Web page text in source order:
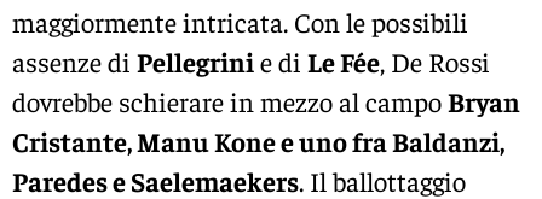
maggiormente intricata. Con le possibili
assenze di Pellegrinie di Le Fée, De Rossi
dovrebbe schierare in mezzo al campoBryan
Cristante, Manu Kone e uno fra Baldanzi,
Paredes e Saelemaekers. Il ballottaggio